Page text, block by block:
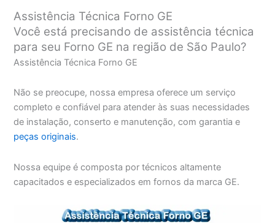
Assistência Técnica Forno GE
Você está precisando de assistência técnica
para seu Forno GE na região de São Paulo?
Assistência Técnica Forno GE
Não se preocupe, nossa empresa oferece um serviço
completo e confiável para atender às suas necessidades
de instalação, conserto e manutenção, com garantia e
peças originais.
Nossa equipe é composta por técnicos altamente
capacitados e especializados em fornos da marca GE.